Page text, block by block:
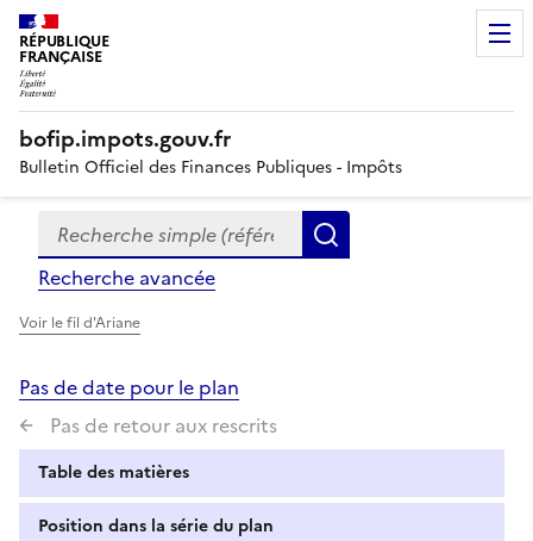
RÉPUBLIQUE
FRANÇAISE
bofip.impots.gouv.fr
Bulletin Officiel des Finances Publiques - Impôts
Formulaire
de
recherche
Recherche simple (références, mots clés, partie du
Recherche avancée
Voir le fil d'Ariane
Pas de date pour le plan
Pas de retour aux rescrits
Table des matières
Position dans la série du plan